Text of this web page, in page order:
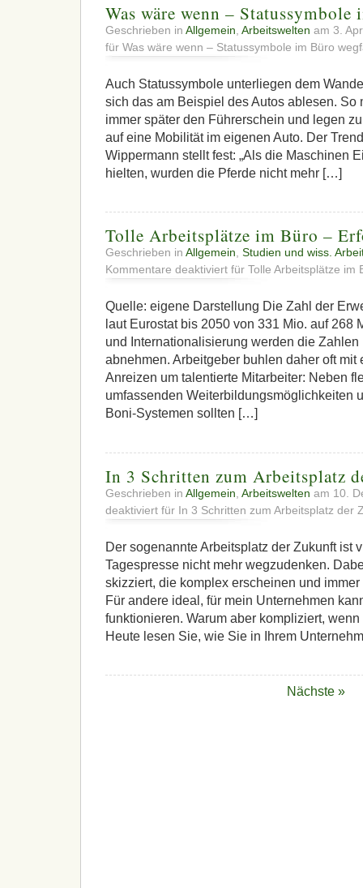
Was wäre wenn –
Geschrieben in Allgemein Arbeitswelten am 3.
für Was wäre wenn – Statussymbole im Büro
Auch Statussymbole unterliegen dem
sich das am Beispiel des Autos ablesen. So
immer später den Führerschein und legen
auf eine Mobilität im eigenen Auto. Der
Wippermann stellt fest: „Als die Maschinen
hielten, wurden die Pferde nicht mehr […]
Tolle Arbeitsplätze im Büro –
Geschrieben in Allgemein, Studien und wiss.
Kommentare deaktiviert für Tolle Arbeitsplätze im
Quelle: eigene Darstellung Die Zahl der
laut Eurostat bis 2050 von 331 Mio. auf 268
und Internationalisierung werden die
abnehmen. Arbeitgeber buhlen daher oft
Anreizen um talentierte Mitarbeiter: Neben
umfassenden Weiterbildungsmöglichkeiten
Boni-Systemen sollten […]
In 3 Schritten zum Arbeitsplatz
Geschrieben in Allgemein Arbeitswelten am 10.
deaktiviert für In 3 Schritten zum Arbeitsplatz der
Der sogenannte Arbeitsplatz der Zukunft ist
Tagespresse nicht mehr wegzudenken.
skizziert, die komplex erscheinen und
Für andere ideal, für mein Unternehmen
funktionieren. Warum aber kompliziert,
Heute lesen Sie, wie Sie in Ihrem
Nächste »